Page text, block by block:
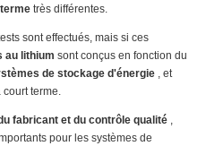
très différentes.
sont effectués, mais si ces
au lithium sont conçus en fonction du
de stockage d'énergie , et
terme.
fabricant et du contrôle qualité ,
pour les systèmes de